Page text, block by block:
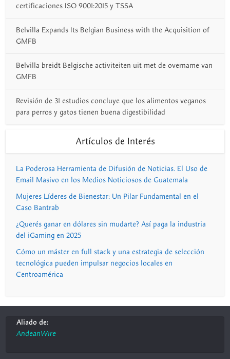
certificaciones ISO 9001:2015 y TSSA
Belvilla Expands Its Belgian Business with the Acquisition of
GMFB
Belvilla breidt Belgische activiteiten uit met de overname van
GMFB
Revisión de 31 estudios concluye que los alimentos veganos
para perros y gatos tienen buena digestibilidad
Artículos de Interés
La Poderosa Herramienta de Difusión de Noticias. El Uso de
Email Masivo en los Medios Noticiosos de Guatemala
Mujeres Líderes de Bienestar: Un Pilar Fundamental en el
Caso Bantrab
¿Querés ganar en dólares sin mudarte? Así paga la industria
del iGaming en 2025
Cómo un máster en full stack y una estrategia de selección
tecnológica pueden impulsar negocios locales en
Centroamérica
Aliado de:
AndeanWire